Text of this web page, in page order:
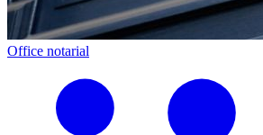
Office notarial